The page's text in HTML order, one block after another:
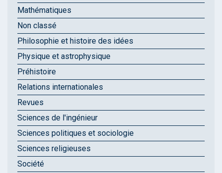
Mathématiques
Non classé
Philosophie et histoire des idées
Physique et astrophysique
Préhistoire
Relations internationales
Revues
Sciences de l'ingénieur
Sciences politiques et sociologie
Sciences religieuses
Société